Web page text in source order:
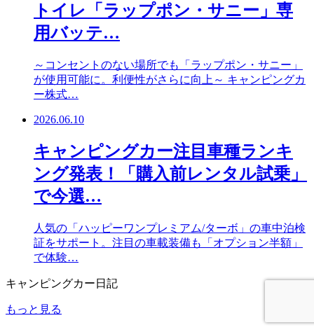
トイレ「ラップポン・サニー」専
用バッテ…
～コンセントのない場所でも「ラップポン・サニー」
が使用可能に。利便性がさらに向上～ キャンピングカ
ー株式…
2026.06.10
キャンピングカー注目車種ランキ
ング発表！「購入前レンタル試乗」
で今選…
人気の「ハッピーワンプレミアム/ターボ」の車中泊検
証をサポート。注目の車載装備も「オプション半額」
で体験…
キャンピングカー日記
もっと見る